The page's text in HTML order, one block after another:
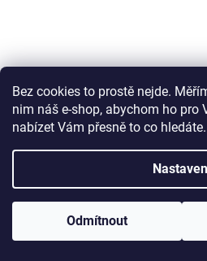
Bez cookies to prostě nejde.
nim náš e-shop, abychom ho pro
nabízet Vám přesně to co
Odmítnout